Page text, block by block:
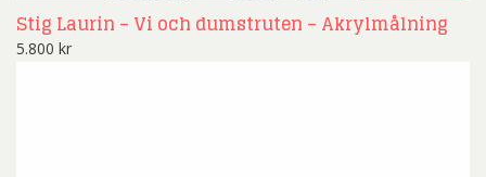
Stig Laurin – Vi och dumstruten – Akrylmålning
5.800 kr